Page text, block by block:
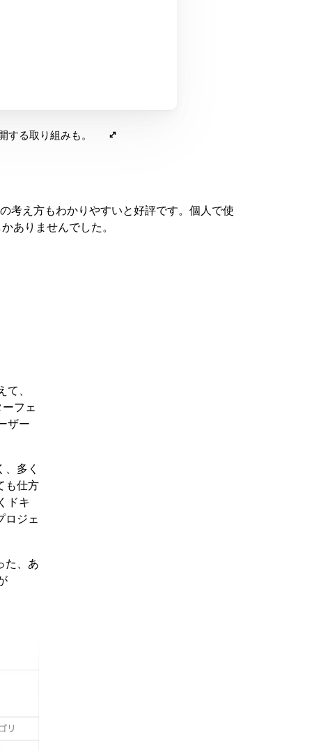
る取り組みも。
考え方もわかりやすいと好評です。個人で使
ありませんでした。
、
フェ
ザー
多く
も仕方
ドキ
ロジェ
た、あ